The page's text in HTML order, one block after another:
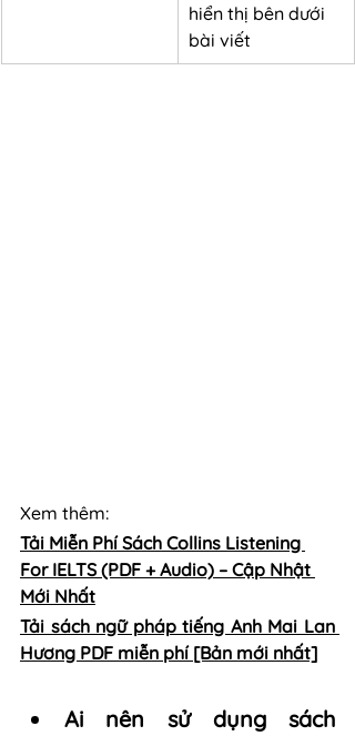
hiển thị bên dưới
bài viết
Xem thêm:
Tải Miễn Phí Sách Collins Listening
For IELTS (PDF + Audio) – Cập Nhật
Mới Nhất
Tải sách ngữ pháp tiếng Anh Mai Lan
Hương PDF miễn phí [Bản mới nhất]
Ai nên sử dụng sách